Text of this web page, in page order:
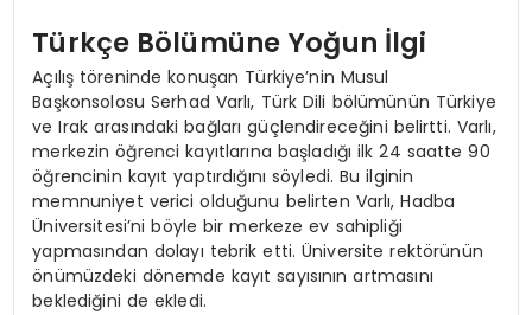
Türkçe Bölümüne Yoğun İlgi
Açılış töreninde konuşan Türkiye’nin Musul
Başkonsolosu Serhad Varlı, Türk Dili bölümünün Türkiye
ve Irak arasındaki bağları güçlendireceğini belirtti. Varlı,
merkezin öğrenci kayıtlarına başladığı ilk 24 saatte 90
öğrencinin kayıt yaptırdığını söyledi. Bu ilginin
memnuniyet verici olduğunu belirten Varlı, Hadba
Üniversitesi’ni böyle bir merkeze ev sahipliği
yapmasından dolayı tebrik etti. Üniversite rektörünün
önümüzdeki dönemde kayıt sayısının artmasını
beklediğini de ekledi.